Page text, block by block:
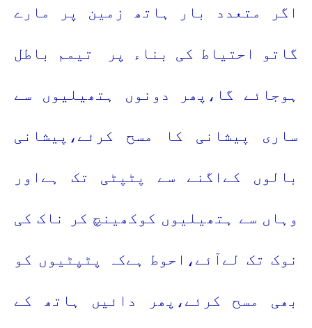
اگر متعدد بار ہاتھ زمین پر مارے
گاتو احتیاط کی بناء پر تیمم باطل
ہوجائے گا،پھر دونوں ہتھیلیوں سے
ساری پیشانی کا مسح کرئے،پیشانی
بالوں کےاگنے سے پٹپٹی تک ہےاور
وہاں سے ہتھیلیوں کوکھینچ کر ناک کی
نوک تک لےآئے،احوط ہےکہ پٹپٹیوں کو
بھی مسح کرئے،پھر دائیں ہاتھ کے